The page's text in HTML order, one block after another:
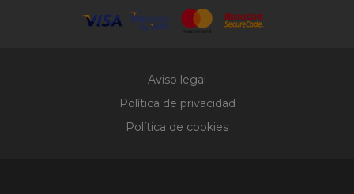
Aviso legal
Política de privacidad
Política de cookies